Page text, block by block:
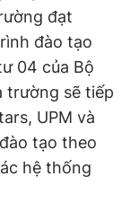
đạt
đào tạo
04 của Bộ
trường sẽ tiếp
UPM và
tạo theo
hệ thống